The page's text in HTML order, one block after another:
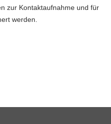
zur Kontaktaufnahme und für
werden.